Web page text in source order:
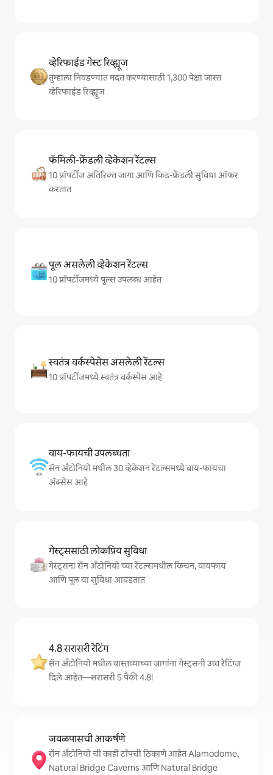
व्हेरिफाईड गेस्ट रिव्ह्यूज
तुम्हाला निवडण्यात मदत करण्यासाठी 1,300 पेक्षा जास्त
व्हेरिफाईड रिव्ह्यूज
फॅमिली-फ्रेंडली व्हेकेशन रेंटल्स
10 प्रॉपर्टीज अतिरिक्त जागा आणि किड-फ्रेंडली सुविधा ऑफर
करतात
पूल असलेली व्हेकेशन रेंटल्स
10 प्रॉपर्टीजमध्ये पूल्स उपलब्ध आहेत
स्वतंत्र वर्कस्पेसेस असलेली रेंटल्स
10 प्रॉपर्टीजमध्ये स्वतंत्र वर्कस्पेस आहे
वाय-फायची उपलब्धता
सॅन अँटोनियो मधील 30 व्हेकेशन रेंटल्समध्ये वाय-फायचा
अ‍ॅक्सेस आहे
गेस्ट्ससाठी लोकप्रिय सुविधा
गेस्ट्सना सॅन अँटोनियो च्या रेंटल्समधील किचन, वायफाय
आणि पूल या सुविधा आवडतात
4.8 सरासरी रेटिंग
सॅन अँटोनियो मधील वास्तव्याच्या जागांना गेस्ट्सनी उच्च रेटिंग्ज
दिले आहेत—सरासरी 5 पैकी 4.8!
जवळपासची आकर्षणे
सॅन अँटोनियो ची काही टॉपची ठिकाणे आहेत Alamodome,
Natural Bridge Caverns आणि Natural Bridge